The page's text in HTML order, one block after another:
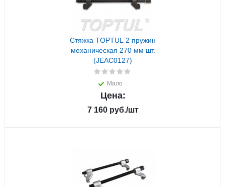
Стяжка TOPTUL 2 пружин
механическая 270 мм шт.
(JEAC0127)
Мало
Цена:
7 160руб./шт